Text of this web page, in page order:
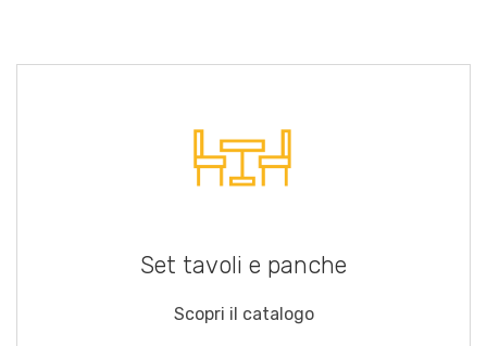
Set tavoli e panche
Scopri il catalogo